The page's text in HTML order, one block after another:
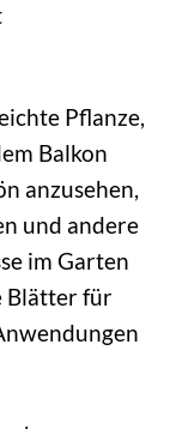
Pflanze,
Balkon
anzusehen,
und andere
im Garten
Blätter für